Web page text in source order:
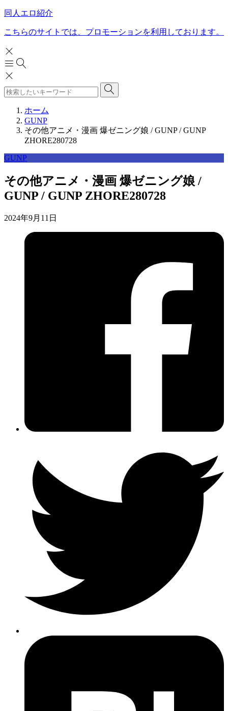
同人エロ紹介
こちらのサイトでは、プロモーションを利用しております。
ホーム
GUNP
その他アニメ・漫画 爆ゼニング娘 / GUNP / GUNP
ZHORE280728
GUNP
その他アニメ・漫画 爆ゼニング娘 /
GUNP / GUNP ZHORE280728
2024年9月11日